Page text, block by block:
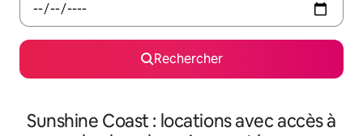
Rechercher
Sunshine Coast : locations avec accès à